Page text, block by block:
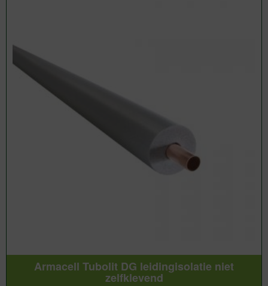
Armacell Tubolit DG leidingisolatie niet
zelfklevend